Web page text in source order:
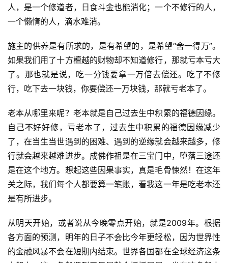
资
讯
八
点
音
高
僧
访
谈
乐
菩
提
人，是一个修道者，日食斗金也能消化；一个不修行的人，
一个懒惰的人，滴水难消。
施主的供养是有所求的，是有希望的，是希望“舍一得万”。
如果我们用了十方檀越的财物却不知道修行，那就亏本亏大
了。那也就是说，吃一分钱要拿一万倍去偿还。吃了不修
行，吃下去一块钱，你要偿还一万块钱，那就亏老本了。
老本从哪里来呢？老本就是自己过去生中积累的福德因缘。
自己不好好修，亏老本了，过去生中积累的福德因缘减少
了，在当生当世遇到的困难、遇到的逆缘就会越来越多，修
行就会越来越难进步。成佛作祖是在三宝门中，堕落三途还
是在这个地方。想起这些因果事实，真是毛骨悚然！在这年
关之际，我们每个人都要算一笔账，看我这一年是吃老本还
是有所进步。
从明天开始，或者说从今晚零点开始，就是2009年。根据
各方面的预测，明年的日子不会比今年更轻松，因为世界性
的金融风暴不会在短期内结束。世界各国都在全球经济这条